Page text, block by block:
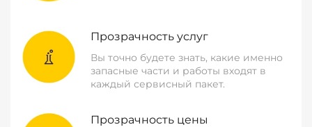
Прозрачность услуг
Вы точно будете знать, какие именно
запасные части и работы входят в
каждый сервисный пакет.
Прозрачность цены